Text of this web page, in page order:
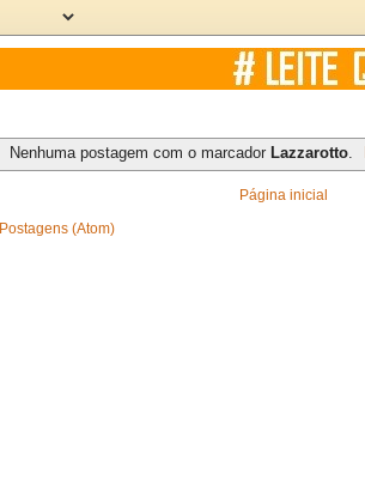
Nenhuma postagem com o marcador Lazzarotto.
Página inicial
Postagens (Atom)